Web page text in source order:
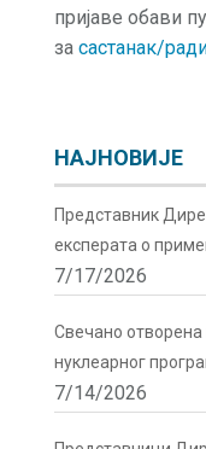
пријаве обави
за састанак/
НАЈНОВИЈЕ
Представник
експерата о
сигурности и
7/17/2026
Свечано отворена
нуклеарног
Директората
7/14/2026